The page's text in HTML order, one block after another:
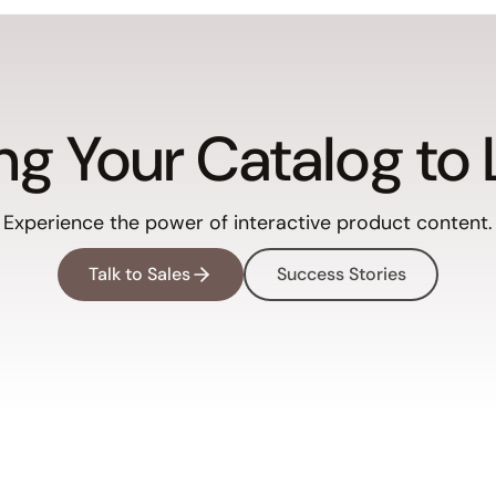
Your Catalog to
Experience the power of interactive product content.
Talk to Sales Success Stories